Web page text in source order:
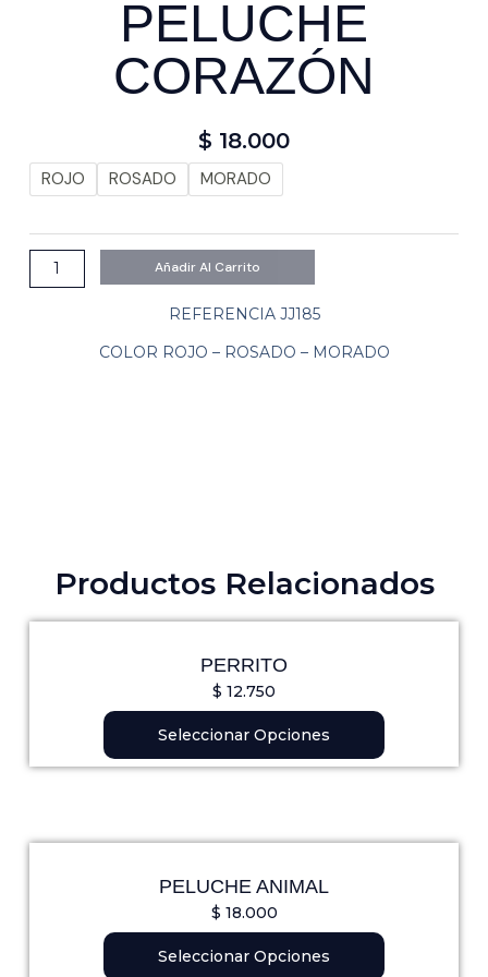
PELUCHE
CORAZÓN
$ 18.000
ROJO ROSADO MORADO
PELUCHE
CORAZÓN
Añadir Al Carrito
REFERENCIA JJ185
COLOR ROJO – ROSADO – MORADO
Productos Relacionados
PERRITO
$ 12.750
Seleccionar Opciones
producto
tiene
múltiples
variantes.
Las
en
la
página
de
PELUCHE ANIMAL
$ 18.000
Seleccionar Opciones
producto
tiene
múltiples
variantes.